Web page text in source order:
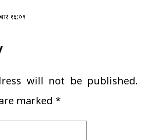
१६:०९
will not be published.
marked *